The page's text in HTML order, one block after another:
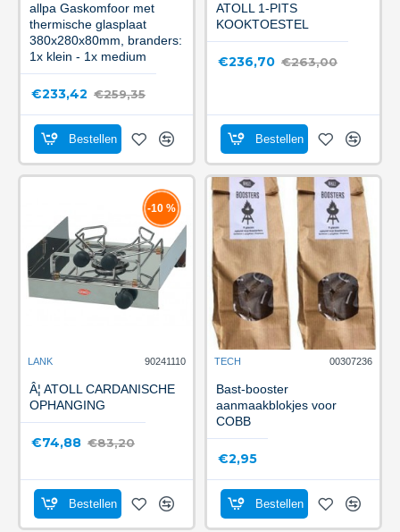
allpa Gaskomfoor met
thermische glasplaat
380x280x80mm, branders:
1x klein - 1x medium
€233,42 €259,35
Bestellen
ATOLL 1-PITS
KOOKTOESTEL
€236,70 €263,00
Bestellen
-10 %
LANK 90241110
Â¦ ATOLL CARDANISCHE
OPHANGING
€74,88 €83,20
Bestellen
TECH 00307236
Bast-booster
aanmaakblokjes voor
COBB
€2,95
Bestellen